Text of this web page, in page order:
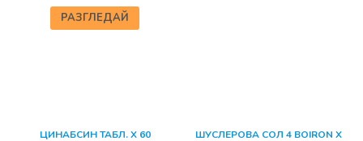
РАЗГЛЕДАЙ
ЦИНАБСИН ТАБЛ. Х 60
ШУСЛЕРОВА СОЛ 4 BOIRON Х